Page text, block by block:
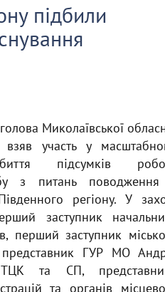
підбили
Миколаївської
участь у
підсумків
з питань
регіону. У
заступник
перший заступник
представник ГУР МО
ТЦК та СП,
та органів